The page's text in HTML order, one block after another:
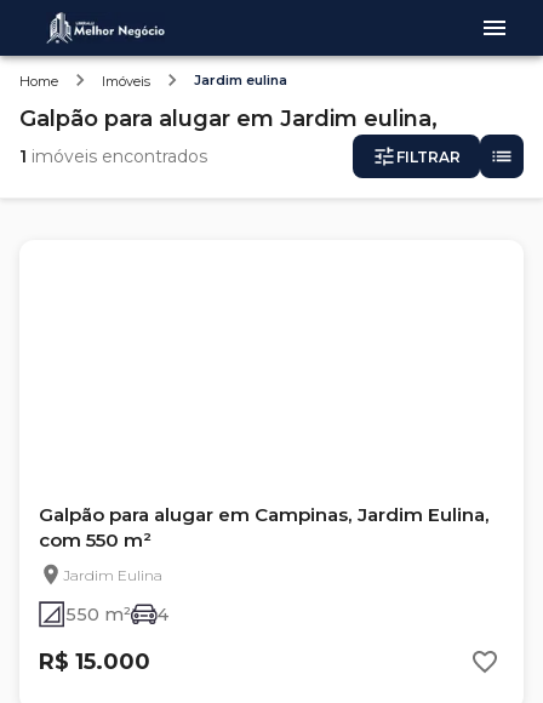
Home Imóveis Jardim eulina
Galpão para alugar em Jardim eulina,
1 imóveis encontrados FILTRAR
Galpão para alugar em Campinas, Jardim Eulina,
com 550 m²
Jardim Eulina
550 m² 4
R$ 15.000